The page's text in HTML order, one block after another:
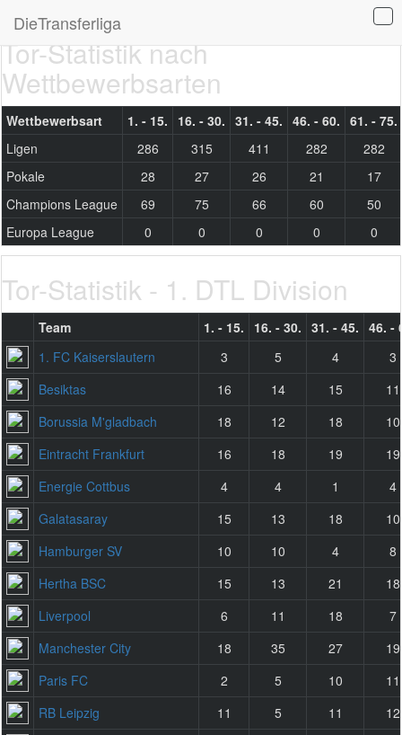
DieTransferliga
Tor-Statistik nach
Wettbewerbsarten
Wettbewerbsart 1. - 15. 16. - 30. 31. - 45. 46. - 60. 61. - 75.
Ligen
286 315 411 282
282
Pokale
28 27 26 21
17
Champions League
69 75 66 60
50
Europa League
0 0 0 0 0
Tor-Statistik - 1. DTL Division
Team 1. - 15. 16. - 30. 31. - 45. 46. -
1. FC Kaiserslautern
3 5 4
3
Besiktas
16 14 15
11
Borussia M'gladbach
18 12 18
10
Eintracht Frankfurt
16 18 19
19
Energie Cottbus
4 4 1
4
Galatasaray
15 13 18
10
Hamburger SV
10 10 4
8
Hertha BSC
15 13 21
18
Liverpool
6 11 18
7
Manchester City
18 35 27
19
Paris FC
2 5 10
11
RB Leipzig
11 5 11
12